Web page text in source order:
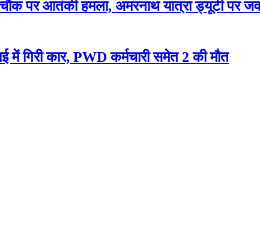
पर आतंकी हमला, अमरनाथ यात्रा ड्यूटी पर
में गिरी कार, PWD कर्मचारी समेत 2 की मौत